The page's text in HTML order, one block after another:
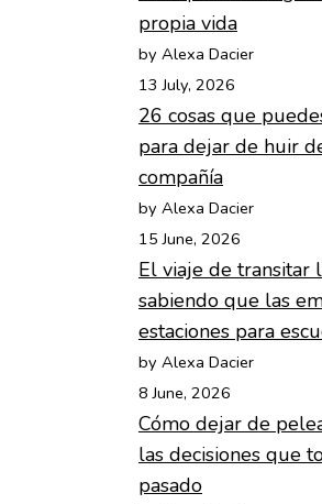
propia vida
by Alexa Dacier
13 July, 2026
26 cosas que
para dejar de huir
compañía
by Alexa Dacier
15 June, 2026
El viaje de transitar
sabiendo que las
estaciones para
by Alexa Dacier
8 June, 2026
Cómo dejar de
las decisiones que
pasado